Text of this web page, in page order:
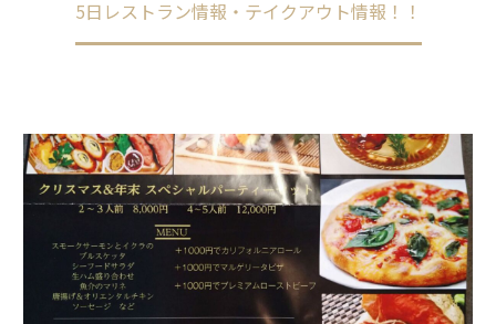
5日レストラン情報・テイクアウト情報！！